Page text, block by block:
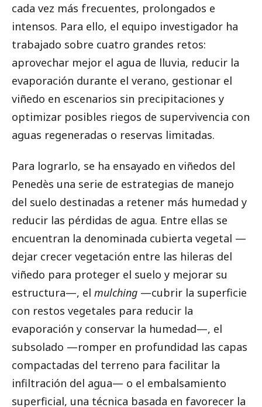
cada vez más frecuentes, prolongados e
intensos. Para ello, el equipo investigador ha
trabajado sobre cuatro grandes retos:
aprovechar mejor el agua de lluvia, reducir la
evaporación durante el verano, gestionar el
viñedo en escenarios sin precipitaciones y
optimizar posibles riegos de supervivencia con
aguas regeneradas o reservas limitadas.
Para lograrlo, se ha ensayado en viñedos del
Penedès una serie de estrategias de manejo
del suelo destinadas a retener más humedad y
reducir las pérdidas de agua. Entre ellas se
encuentran la denominada cubierta vegetal —
dejar crecer vegetación entre las hileras del
viñedo para proteger el suelo y mejorar su
estructura—, el mulching —cubrir la superficie
con restos vegetales para reducir la
evaporación y conservar la humedad—, el
subsolado —romper en profundidad las capas
compactadas del terreno para facilitar la
infiltración del agua— o el embalsamiento
superficial, una técnica basada en favorecer la